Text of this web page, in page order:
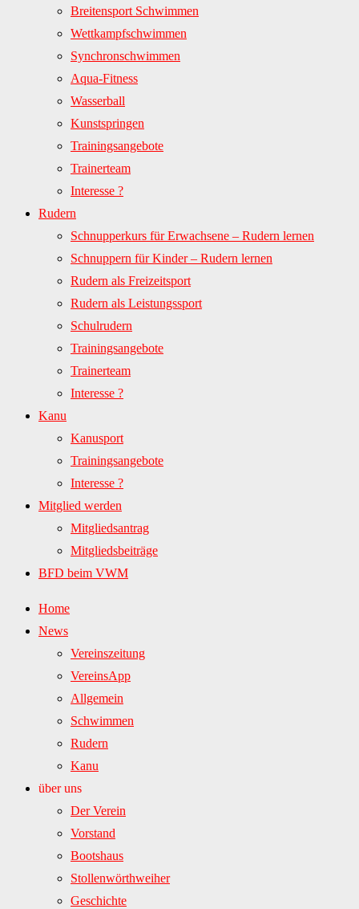
Breitensport Schwimmen
Wettkampfschwimmen
Synchronschwimmen
Aqua-Fitness
Wasserball
Kunstspringen
Trainingsangebote
Trainerteam
Interesse ?
Rudern
Schnupperkurs für Erwachsene – Rudern lernen
Schnuppern für Kinder – Rudern lernen
Rudern als Freizeitsport
Rudern als Leistungssport
Schulrudern
Trainingsangebote
Trainerteam
Interesse ?
Kanu
Kanusport
Trainingsangebote
Interesse ?
Mitglied werden
Mitgliedsantrag
Mitgliedsbeiträge
BFD beim VWM
Home
News
Vereinszeitung
VereinsApp
Allgemein
Schwimmen
Rudern
Kanu
über uns
Der Verein
Vorstand
Bootshaus
Stollenwörthweiher
Geschichte